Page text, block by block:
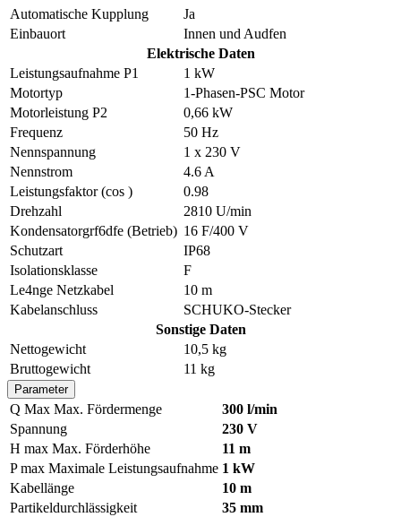
Automatische Kupplung
Ja
Einbauort
Innen und Audfen
Elektrische Daten
Leistungsaufnahme P1
1 kW
Motortyp
1-Phasen-PSC Motor
Motorleistung P2
0,66 kW
Frequenz
50 Hz
Nennspannung
1 x 230 V
Nennstrom
4.6 A
Leistungsfaktor (cos )
0.98
Drehzahl
2810 U/min
Kondensatorgrf6dfe (Betrieb) 16 F/400 V
Schutzart
IP68
Isolationsklasse
F
Le4nge Netzkabel
10 m
Kabelanschluss
SCHUKO-Stecker
Sonstige Daten
Nettogewicht
10,5 kg
Bruttogewicht
11 kg
Parameter
Q Max Max. Fördermenge
300 l/min
Spannung
230 V
H max Max. Förderhöhe
11 m
P max Maximale Leistungsaufnahme 1 kW
Kabellänge
10 m
Partikeldurchlässigkeit
35 mm